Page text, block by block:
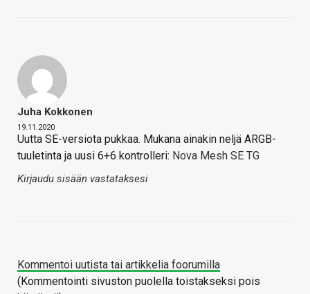
Juha Kokkonen
19.11.2020
Uutta SE-versiota pukkaa. Mukana ainakin neljä ARGB-
tuuletinta ja uusi 6+6 kontrolleri: Nova Mesh SE TG
Kirjaudu sisään vastataksesi
Kommentoi uutista tai artikkelia foorumilla
(Kommentointi sivuston puolella toistakseksi pois